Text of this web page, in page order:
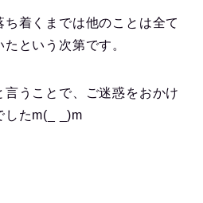
着くまでは他のことは全て
という次第です。
うことで、ご迷惑をおかけ
したm(_ _)m